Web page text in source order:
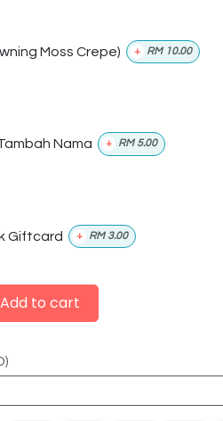
Moss Crepe) + RM 10.00
Nama + RM 5.00
Giftcard + RM 3.00
to cart